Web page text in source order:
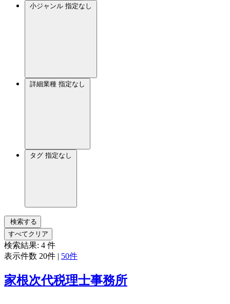
小ジャンル 指定なし
詳細業種 指定なし
タグ 指定なし
検索する
すべてクリア
検索結果: 4 件
表示件数 20件 | 50件
家根次代税理士事務所